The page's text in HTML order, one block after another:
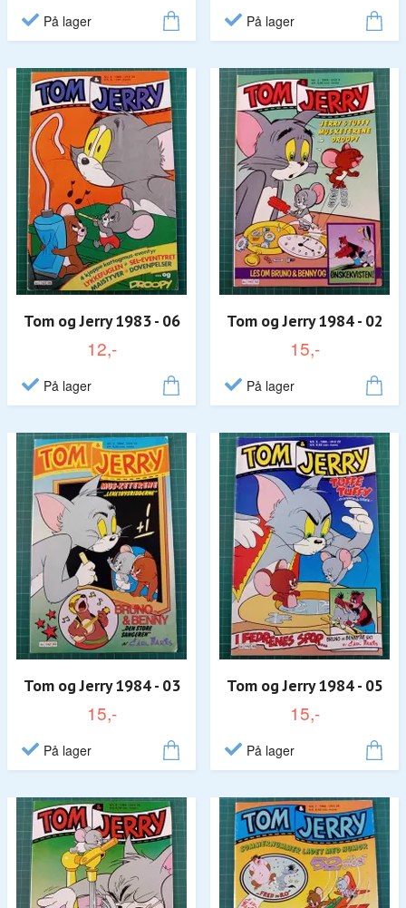
På lager På lager
Tom og Jerry 1983 - 06
12,-
På lager
Tom og Jerry 1984 - 02
15,-
På lager
Tom og Jerry 1984 - 03
15,-
På lager
Tom og Jerry 1984 - 05
15,-
På lager